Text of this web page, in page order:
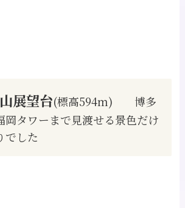
展望台(標高594m) 博多
岡タワーまで見渡せる景色だけ
でした